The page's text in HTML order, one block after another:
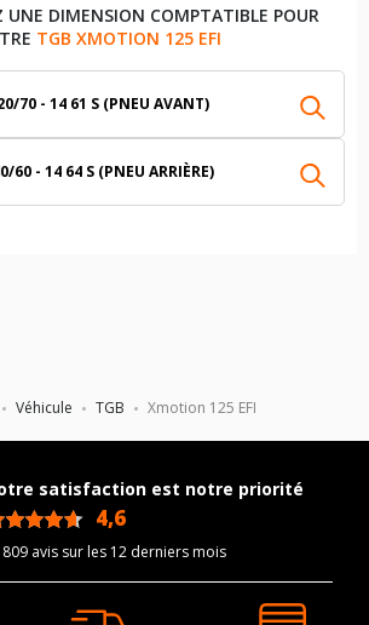
Véhicule TGB Xmotion 125 EFI
UNE DIMENSION COMPTATIBLE POUR
TGB XMOTION 125 EFI
70 - 14 61 S (PNEU AVANT)
60 - 14 64 S (PNEU ARRIÈRE)
satisfaction est notre priorité
4,6
avis sur les 12 derniers mois